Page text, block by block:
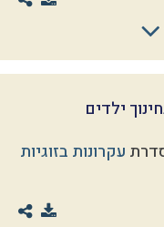
ילדים
עקרונות בזוגיות